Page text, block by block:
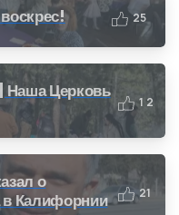
25
Наша Церковь
1 2
о
в Калифорнии
21